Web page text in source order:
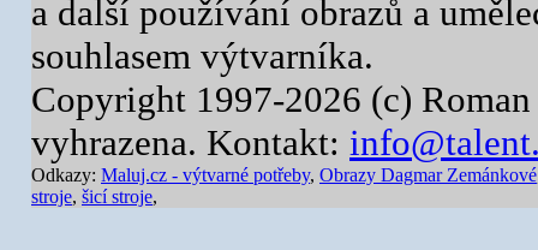
a další používání obrazů a
souhlasem výtvarníka.
Copyright 1997-2026 (c)
vyhrazena. Kontakt:
Odkazy: Maluj.cz - výtvarné potřeby, Obrazy Dagmar Zemánkové
stroje, šicí stroje,